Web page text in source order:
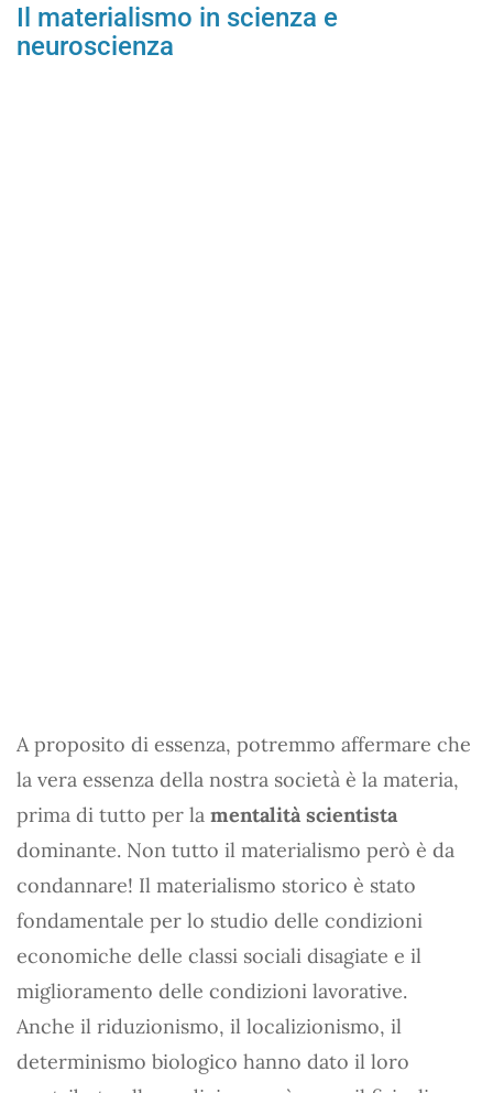
Il materialismo in scienza e
neuroscienza
A proposito di essenza, potremmo affermare che
la vera essenza della nostra società è la materia,
prima di tutto per la mentalità scientista
dominante. Non tutto il materialismo però è da
condannare! Il materialismo storico è stato
fondamentale per lo studio delle condizioni
economiche delle classi sociali disagiate e il
miglioramento delle condizioni lavorative.
Anche il riduzionismo, il localizionismo, il
determinismo biologico hanno dato il loro